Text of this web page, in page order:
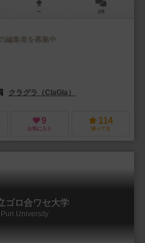
ー 2件
編集者を募集中
クラグラ（ClaGla）
9
お気に入り
114
持ってる
ゴロ合ワセ大学
University